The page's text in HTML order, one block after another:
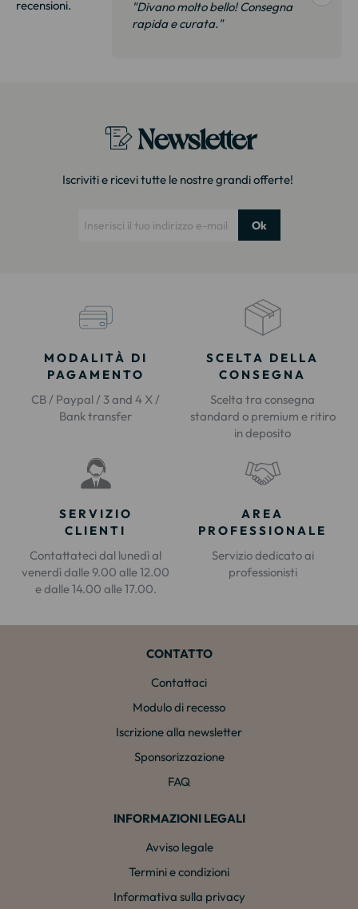
recensioni.
"Divano molto bello! Consegna
rapida e curata."
Newsletter
Iscriviti e ricevi tutte le nostre grandi offerte!
Ok
MODALITÀ DI
PAGAMENTO
CB / Paypal / 3 and 4 X /
Bank transfer
SCELTA DELLA
CONSEGNA
Scelta tra consegna
standard o premium e ritiro
in deposito
SERVIZIO
CLIENTI
Contattateci dal lunedì al
venerdì dalle 9.00 alle 12.00
e dalle 14.00 alle 17.00.
AREA
PROFESSIONALE
Servizio dedicato ai
professionisti
CONTATTO
Contattaci
Modulo di recesso
Iscrizione alla newsletter
Sponsorizzazione
FAQ
INFORMAZIONI LEGALI
Avviso legale
Termini e condizioni
Informativa sulla privacy